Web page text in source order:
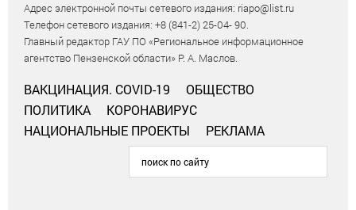
Адрес электронной почты сетевого издания: riapo@list.ru
Телефон сетевого издания: +8 (841-2) 25-04- 90.
Главный редактор ГАУ ПО «Региональное информационное
агентство Пензенской области» Р. А. Маслов.
ВАКЦИНАЦИЯ. COVID-19
ОБЩЕСТВО
ПОЛИТИКА
КОРОНАВИРУС
НАЦИОНАЛЬНЫЕ ПРОЕКТЫ
РЕКЛАМА